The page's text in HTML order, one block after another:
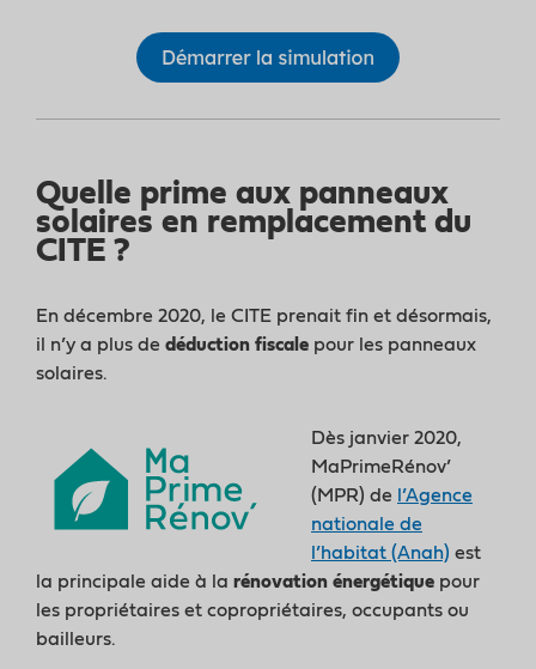
Quelle prime aux panneaux
solaires en remplacement du
CITE ?
En décembre 2020, le CITE prenait fin et désormais,
il n’y a plus de déduction fiscale pour les panneaux
solaires.
Dès janvier 2020,
MaPrimeRénov’
(MPR) de l’Agence
nationale de
l’habitat (Anah) est
la principale aide à la rénovation énergétique pour
les propriétaires et copropriétaires, occupants ou
bailleurs.